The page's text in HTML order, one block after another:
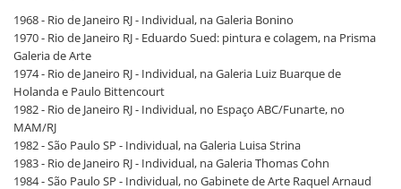
1968 - Rio de Janeiro RJ - Individual, na Galeria Bonino
1970 - Rio de Janeiro RJ - Eduardo Sued: pintura e colagem, na Prisma
Galeria de Arte
1974 - Rio de Janeiro RJ - Individual, na Galeria Luiz Buarque de
Holanda e Paulo Bittencourt
1982 - Rio de Janeiro RJ - Individual, no Espaço ABC/Funarte, no
MAM/RJ
1982 - São Paulo SP - Individual, na Galeria Luisa Strina
1983 - Rio de Janeiro RJ - Individual, na Galeria Thomas Cohn
1984 - São Paulo SP - Individual, no Gabinete de Arte Raquel Arnaud